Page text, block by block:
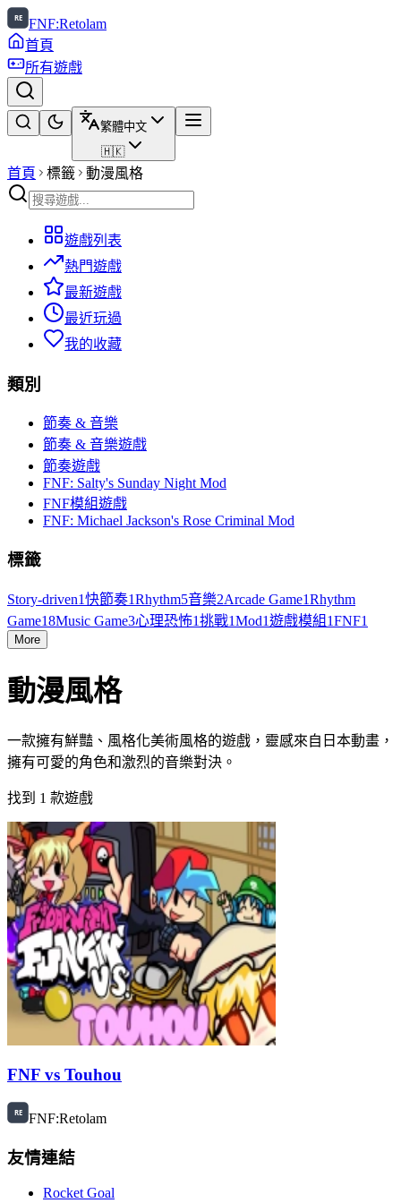
FNF:Retolam
首頁
所有遊戲
繁體中文
🇭🇰
首頁 標籤 動漫風格
遊戲列表
熱門遊戲
最新遊戲
最近玩過
我的收藏
類別
節奏 & 音樂
節奏 & 音樂遊戲
節奏遊戲
FNF: Salty's Sunday Night Mod
FNF模組遊戲
FNF: Michael Jackson's Rose Criminal Mod
標籤
Story-driven1快節奏1Rhythm5音樂2Arcade Game1Rhythm
Game18Music Game3心理恐怖1挑戰1Mod1遊戲模組1FNF1
More
動漫風格
一款擁有鮮豔、風格化美術風格的遊戲，靈感來自日本動畫，
擁有可愛的角色和激烈的音樂對決。
找到 1 款遊戲
FNF vs Touhou
FNF:Retolam
友情連結
Rocket Goal